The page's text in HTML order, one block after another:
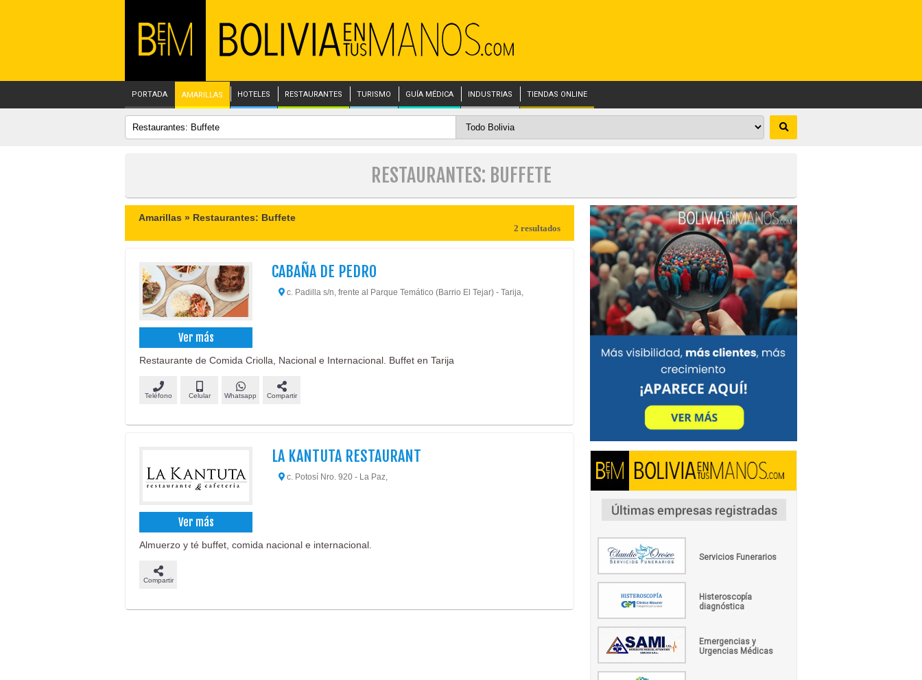
PORTADA AMARILLAS HOTELES RESTAURANTES TURISMO GUÍA MÉDICA INDUSTRIAS TIENDAS ONLINE
RESTAURANTES: BUFFETE
Amarillas » Restaurantes: Buffete
2 resultados
Ver más
CABAÑA DE PEDRO
c. Padilla s/n, frente al Parque Temático (Barrio El Tejar) - Tarija,
Restaurante de Comida Criolla, Nacional e Internacional. Buffet en Tarija
Teléfono Celular Whatsapp Compartir
Ver más
LA KANTUTA RESTAURANT
c. Potosí Nro. 920 - La Paz,
Almuerzo y té buffet, comida nacional e internacional.
Compartir
Servicios Funerarios
Histeroscopía
diagnóstica
Emergencias y
Urgencias Médicas